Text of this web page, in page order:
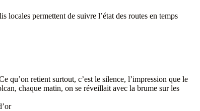
locales permettent de suivre l’état des routes en temps
qu’on retient surtout, c’est le silence, l’impression que le
chaque matin, on se réveillait avec la brume sur les